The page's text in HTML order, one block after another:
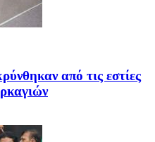
από τις εστίες